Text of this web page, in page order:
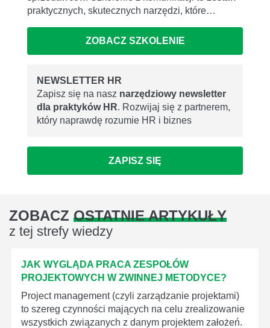
praktycznych, skutecznych narzędzi, które…
ZOBACZ SZKOLENIE
NEWSLETTER HR
Zapisz się na nasz narzędziowy newsletter
dla praktyków HR. Rozwijaj się z partnerem,
który naprawdę rozumie HR i biznes
ZAPISZ SIĘ
ZOBACZ OSTATNIE ARTYKUŁY
z tej strefy wiedzy
JAK WYGLĄDA PRACA ZESPOŁÓW
PROJEKTOWYCH W ZWINNEJ METODYCE?
Project management (czyli zarządzanie projektami)
to szereg czynności mających na celu zrealizowanie
wszystkich związanych z danym projektem założeń.